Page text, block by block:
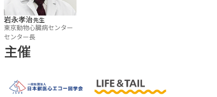
セミナーのポイント
猫のDCMを心エコーで診断する基本手順を学べる
心形態や心機能の評価ポイントを整理できる
岩永孝治先生
東京動物心臓病センター
センター長
主催